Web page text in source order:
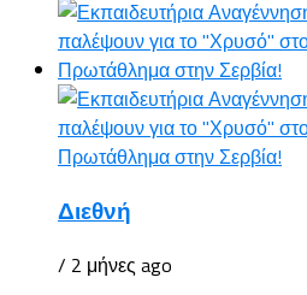
Διεθνή
/ 2 μήνες ago